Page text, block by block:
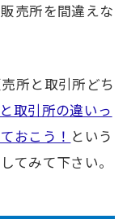
売所を間違えな
所と取引所どち
取引所の違いっ
おこう！ という
てみて下さい。